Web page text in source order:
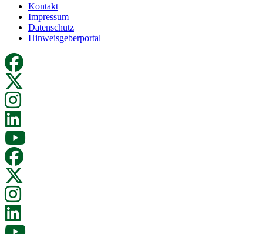
Kontakt
Impressum
Datenschutz
Hinweisgeberportal